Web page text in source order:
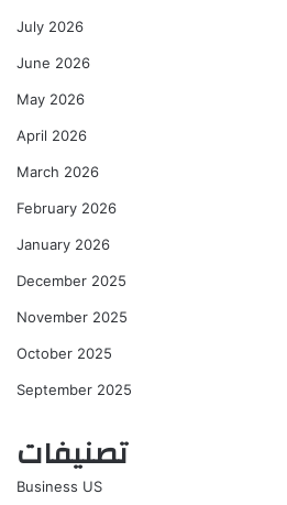
July 2026
June 2026
May 2026
April 2026
March 2026
February 2026
January 2026
December 2025
November 2025
October 2025
September 2025
تصنيفات
Business US